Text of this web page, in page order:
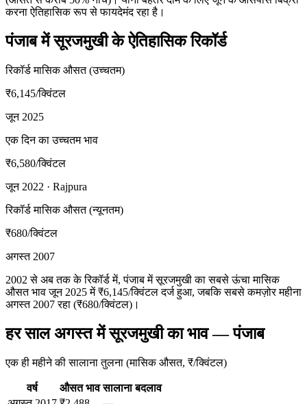
करना ऐतिहासिक रूप से फायदेमंद रहा है।
पंजाब में सूरजमुखी के ऐतिहासिक रिकॉर्ड
रिकॉर्ड मासिक औसत (उच्चतम)
₹6,145/क्विंटल
जून 2025
एक दिन का उच्चतम भाव
₹6,580/क्विंटल
जून 2022 · Rajpura
रिकॉर्ड मासिक औसत (न्यूनतम)
₹680/क्विंटल
अगस्त 2007
2002 से अब तक के रिकॉर्ड में, पंजाब में सूरजमुखी का सबसे ऊंचा मासिक
औसत भाव जून 2025 में ₹6,145/क्विंटल दर्ज हुआ, जबकि सबसे कमज़ोर महीना
अगस्त 2007 रहा (₹680/क्विंटल)।
हर साल अगस्त में सूरजमुखी का भाव — पंजाब
एक ही महीने की सालाना तुलना (मासिक औसत, ₹/क्विंटल)
वर्ष औसत भाव सालाना बदलाव